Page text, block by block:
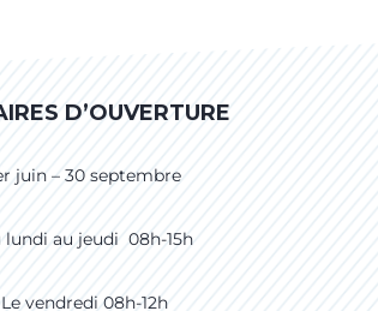
D’OUVERTURE
juin – 30 septembre
lundi au jeudi 08h-15h
Le vendredi 08h-12h